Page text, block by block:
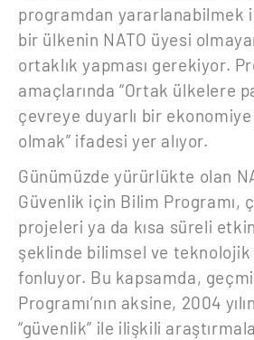
programdan yararlanabilmek
bir ülkenin NATO üyesi
ortaklık yapması gerekiyor.
amaçlarında “Ortak ülkelere
çevreye duyarlı bir
olmak” ifadesi yer alıyor.
Günümüzde yürürlükte olan
Güvenlik için Bilim Programı,
projeleri ya da kısa süreli
şeklinde bilimsel ve teknolojik
fonluyor. Bu kapsamda,
Programı’nın aksine, 2004
“güvenlik” ile ilişkili